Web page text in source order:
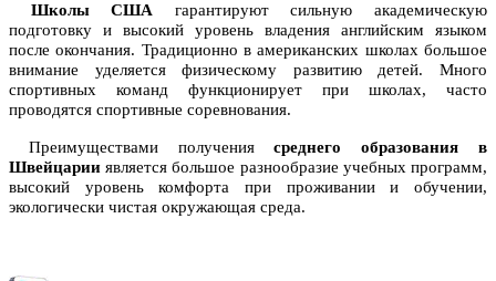
Школы США гарантируют сильную академическую
подготовку и высокий уровень владения английским языком
после окончания. Традиционно в американских школах большое
внимание уделяется физическому развитию детей. Много
спортивных команд функционирует при школах, часто
проводятся спортивные соревнования.
Преимуществами получениясреднего образования в
Швейцарии является большое разнообразие учебных программ,
высокий уровень комфорта при проживании и обучении,
экологически чистая окружающая среда.